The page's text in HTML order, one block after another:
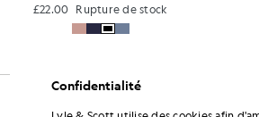
£22.00 Rupture de stock
Confidentialité